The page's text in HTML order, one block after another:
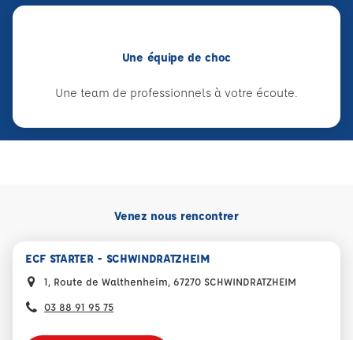
Une équipe de choc
Une team de professionnels à votre écoute.
Venez nous rencontrer
ECF STARTER - SCHWINDRATZHEIM
1, Route de Walthenheim, 67270 SCHWINDRATZHEIM
03 88 91 95 75